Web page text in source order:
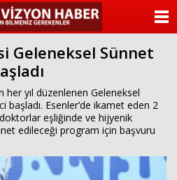
Geleneksel Sünnet
her yıl düzenlenen Geleneksel
başladı. Esenler’de ikamet eden 2
eşliğinde ve hijyenik
edileceği program için başvuru
ANASAYFA
KATEGORİLER
ANKETLER